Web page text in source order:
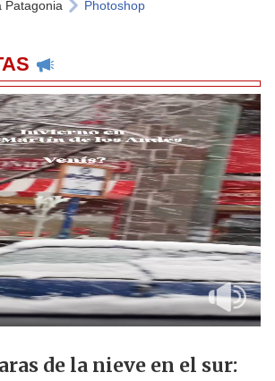
Patagonia Photoshop
de la nieve en el sur: